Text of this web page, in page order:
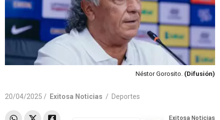
Néstor Gorosito. (Difusión)
20/04/2025 / Exitosa Noticias / Deportes